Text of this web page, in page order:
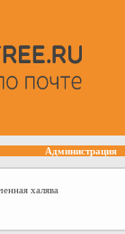
Администрация
халява